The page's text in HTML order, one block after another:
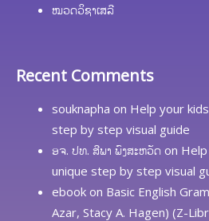
ໝວດວິຊາເສລີ
Recent Comments
souknapha on Help your
step by step visual guide
ອຈ. ປທ. ສີພາ ພົງສະຫວັດ on
unique step by step visual
ebook on Basic English
Azar, Stacy A. Hagen) (Z-